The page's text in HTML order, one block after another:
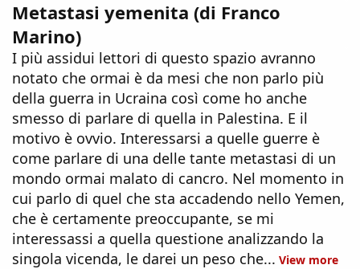
Metastasi yemenita (di Franco
Marino)
I più assidui lettori di questo spazio avranno
notato che ormai è da mesi che non parlo più
della guerra in Ucraina così come ho anche
smesso di parlare di quella in Palestina. E il
motivo è ovvio. Interessarsi a quelle guerre è
come parlare di una delle tante metastasi di un
mondo ormai malato di cancro. Nel momento in
cui parlo di quel che sta accadendo nello Yemen,
che è certamente preoccupante, se mi
interessassi a quella questione analizzando la
singola vicenda, le darei un peso che... View more